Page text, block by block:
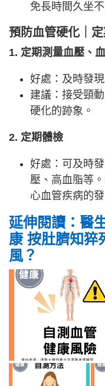
免長時間久坐不
預防血管硬化｜定
1. 定期測量血壓、
好處：及時發
建議：接受頸
硬化的跡象。
2. 定期體檢
好處：可及時
壓、高血脂等
心血管疾病的發
延伸閱讀：醫
康 按肚臍知猝
風？